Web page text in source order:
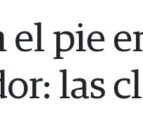
el pie
las